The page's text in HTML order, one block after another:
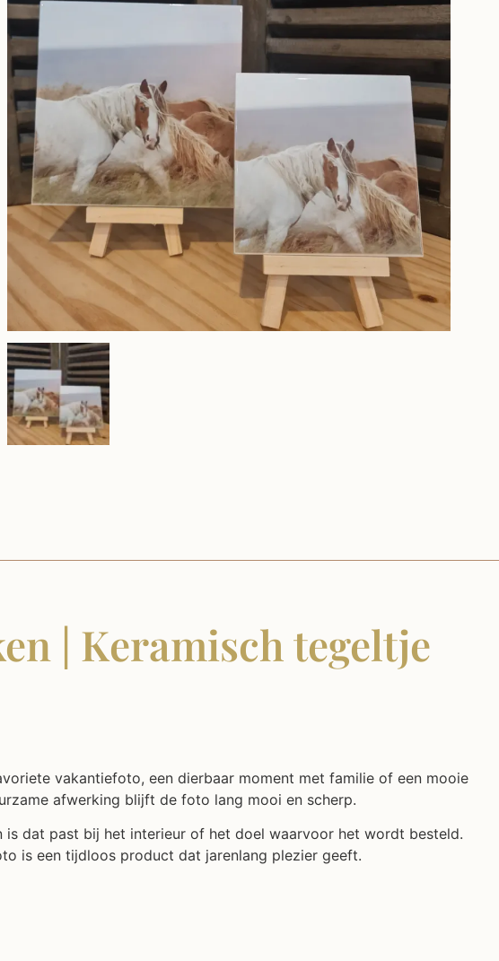
| Keramisch tegeltje
vakantiefoto, een dierbaar moment met familie of een mooie
afwerking blijft de foto lang mooi en scherp.
dat past bij het interieur of het doel waarvoor het wordt besteld.
is een tijdloos product dat jarenlang plezier geeft.